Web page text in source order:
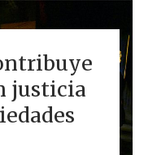
justicia